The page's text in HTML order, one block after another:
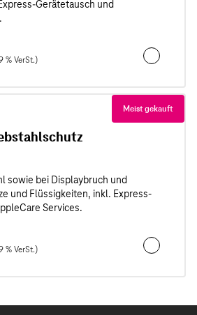
% VerSt.)
Meist gekauft
% VerSt.) Unfall- und